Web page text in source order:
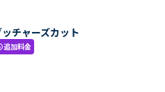
ッチャーズカット
追加料金